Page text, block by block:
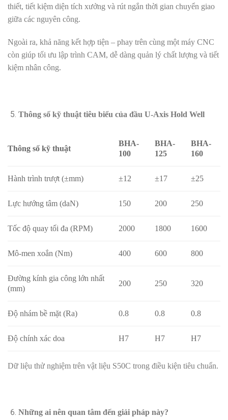
thiết, tiết kiệm diện tích xưởng và rút ngắn thời gian chuyển giao
giữa các nguyên công.
Ngoài ra, khả năng kết hợp tiện – phay trên cùng một máy CNC
còn giúp tối ưu lập trình CAM, dễ dàng quản lý chất lượng và tiết
kiệm nhân công.
Thông số kỹ thuật tiêu biểu của đầu U-Axis Hold Well
Thông số kỹ thuật
BHA-
100
BHA-
125
BHA-
160
Hành trình trượt (±mm) ±12 ±17 ±25
Lực hướng tâm (daN) 150 200 250
Tốc độ quay tối đa (RPM) 2000 1800 1600
Mô-men xoắn (Nm) 400 600 800
Đường kính gia công lớn nhất
(mm)
200 250 320
Độ nhám bề mặt (Ra) 0.8 0.8 0.8
Độ chính xác doa H7 H7 H7
Dữ liệu thử nghiệm trên vật liệu S50C trong điều kiện tiêu chuẩn.
Những ai nên quan tâm đến giải pháp này?